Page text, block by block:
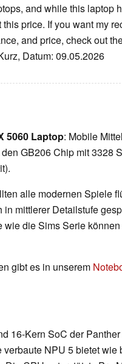
and while this laptop
price. If you want my
and price, check out
Datum: 09.05.2026
5060 Laptop: Mobile
GB206 Chip mit 3328
alle modernen Spiele
mittlerer Detailstufe
die Sims Serie
gibt es in unserem
16-Kern SoC der
NPU 5 bietet